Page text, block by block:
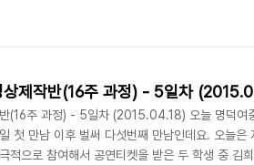
로 저희를 맞아주었습니다. 초등학생 친구들은영
상놀이를 진행 하면서 친구들과 부쩍 친해졌는
상제작반(16주 과정) - 5일차
(16주 과정) - 5일차 (2015.04.18) 오늘 명덕여
첫 만남 이후 벌써 다섯번째 만남인데요. 오늘은
적으로 참여해서 공연티켓을 받은 두 학생 중 김